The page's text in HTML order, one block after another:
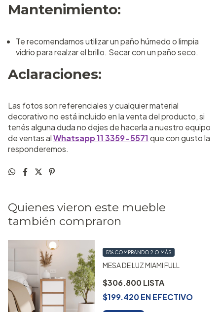
Mantenimiento:
Te recomendamos utilizar un paño húmedo o limpia
vidrio para realzar el brillo. Secar con un paño seco.
Aclaraciones:
Las fotos son referenciales y cualquier material
decorativo no está incluido en la venta del producto, si
tenés alguna duda no dejes de hacerla a nuestro equipo
de ventas alWhatsapp 11 3359-5571que con gusto la
responderemos.
Quienes vieron este mueble
también compraron
MESA DE LUZ MIAMI FULL
$306.800
5% COMPRANDO 2 O MÁS
$199.420ENEFECTIVO